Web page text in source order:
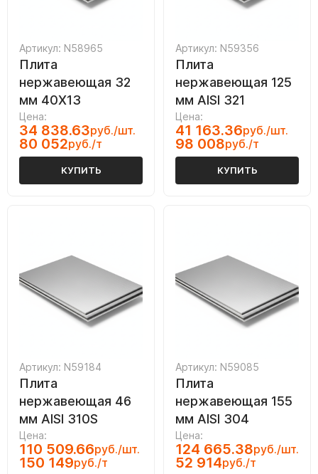
Артикул: N58965
Плита
нержавеющая 32
мм 40Х13
Цена:
34 838.63руб./шт.
80 052руб./т
КУПИТЬ
Артикул: N59356
Плита
нержавеющая 125
мм AISI 321
Цена:
41 163.36руб./шт.
98 008руб./т
КУПИТЬ
Артикул: N59184
Плита
нержавеющая 46
мм AISI 310S
Цена:
110 509.66руб./шт.
150 149руб./т
Артикул: N59085
Плита
нержавеющая 155
мм AISI 304
Цена:
124 665.38руб./шт.
52 914руб./т